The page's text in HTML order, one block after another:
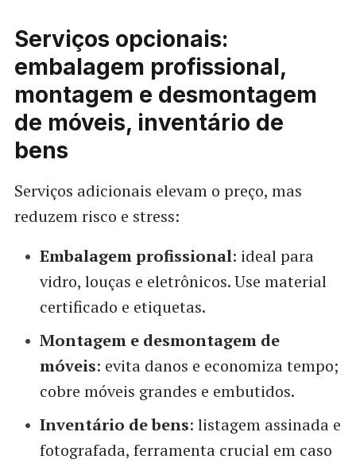
Serviços opcionais:
embalagem profissional,
montagem e desmontagem
de móveis, inventário de
bens
Serviços adicionais elevam o preço, mas
reduzem risco e stress:
Embalagem profissional: ideal para
vidro, louças e eletrônicos. Use material
certificado e etiquetas.
Montagem e desmontagem de
móveis: evita danos e economiza tempo;
cobre móveis grandes e embutidos.
Inventário de bens: listagem assinada e
fotografada, ferramenta crucial em caso